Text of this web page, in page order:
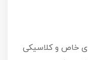
خاص و کلاسیکی